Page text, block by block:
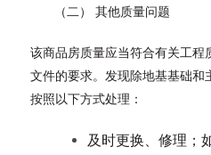
（二） 其他质量问题
该商品房质量应当符合有关工程
文件的要求。发现除地基基础和
按照以下方式处理：
及时更换、修理；